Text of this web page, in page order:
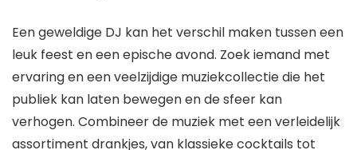
Een geweldige DJ kan het verschil maken tussen een
leuk feest en een epische avond. Zoek iemand met
ervaring en een veelzijdige muziekcollectie die het
publiek kan laten bewegen en de sfeer kan
verhogen. Combineer de muziek met een verleidelijk
assortiment drankjes, van klassieke cocktails tot